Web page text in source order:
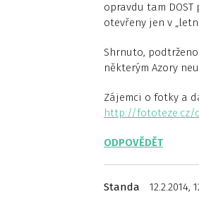
opravdu tam
otevřeny jen v
Shrnuto,
některým Azory
Zájemci o fotky a
http://fototeze.cz/
ODPOVĚDĚT
Standa 12.2.2014,